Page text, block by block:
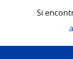
Si